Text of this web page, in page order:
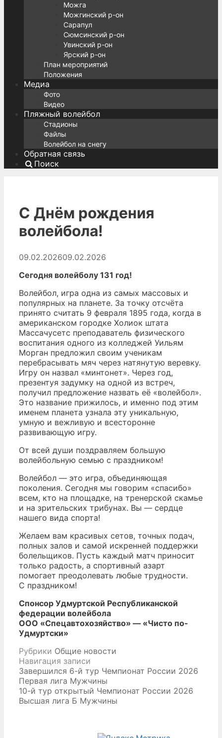
Можга
Можгинский р-он
Сарапул
Сюмсинский р-он
Увинский р-он
Ярский р-он
План мероприятий
Положения
Медиа
Фото
Видео
Пляжный волейбол
Стадионы
Файлы
Волейбол на снегу
Обратная связь
Поиск
С Днём рождения
волейбола!
09.02.202609.02.2026
Сегодня волейболу 131 год!
Волейбол, игра одна из самых массовых и
популярных на планете. За точку отсчёта
принято считать 9 февраля 1895 года, когда в
американском городке Холиок штата
Массачусетс преподаватель физического
воспитания одного из колледжей Уильям
Морган предложил своим ученикам
перебрасывать мяч через натянутую веревку.
Игру он назвал «минтонет». Через год,
презентуя задумку на одной из встреч,
получил предложение назвать её «волейбол».
Это название прижилось, и именно под этим
именем планета узнала эту уникальную,
умную и вежливую и всесторонне
развивающую игру.
От всей души поздравляем большую
волейбольную семью с праздником!
Волейбол — это игра, объединяющая
поколения. Сегодня мы говорим «спасибо»
всем, кто на площадке, на тренерской скамье
и на зрительских трибунах. Вы — сердце
нашего вида спорта!
Желаем вам красивых сетов, точных подач,
полных залов и самой искренней поддержки
болельщиков. Пусть каждый матч приносит
только радость, а спортивный азарт
помогает преодолевать любые трудности.
С праздником!
Спонсор Удмуртской Республиканской
федерации волейбола
ООО «Спецавтохозяйство» — «Чисто по-
Удмуртски»
Рубрики Общие новости
Навигация записи
Завершился 6-й тур Чемпионат России 2026
Первая лига Мужчины
10-й тур открытый Чемпионат России 2026
Высшая лига Б Мужчины